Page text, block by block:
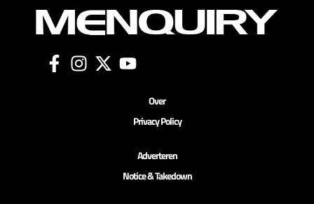
Over
Privacy Policy
Adverteren
Notice & Takedown